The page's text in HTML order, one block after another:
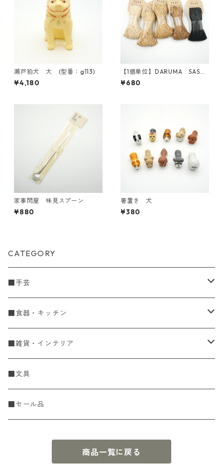
瀬戸狛犬 大 (型番：g113)
¥4,180
【1個単位】DARUMA SASA
WASHI FLAT
¥680
家事問屋 味見スプーン
¥880
箸置き 犬
¥380
CATEGORY
■手芸
手編糸
Spring & Summer
Fall & Winter
刺し子・こぎん
刺し子糸
刺し子ふきん・刺し子布
KIT
ニットツール
■食器・キッチン
食器
豆皿・小皿
中皿
調理道具
かや織ふきん
■雑貨・インテリア
収納雑貨
小物・置物・民芸品
■文具
■セール品
商品一覧に戻る